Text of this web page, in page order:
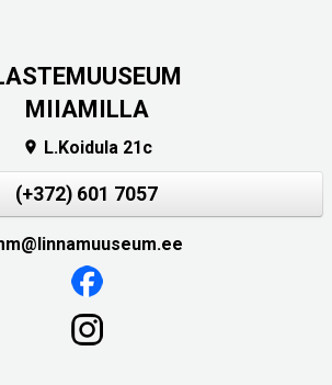
MIIAMILLA
 L.Koidula 21c
(+372) 601 7057